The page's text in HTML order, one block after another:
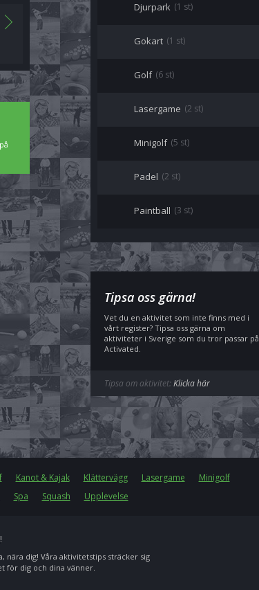
Djurpark (1 st)
Gokart (1 st)
Golf (6 st)
Lasergame (2 st)
Minigolf (5 st)
Padel (2 st)
Paintball (3 st)
Tipsa oss gärna!
Vet du en aktivitet som inte finns med i
vårt register? Tipsa oss gärna om
aktiviteter i Sverige som du tror passar på
Activated.
Tipsa om aktivitet:Klicka här
Kanot & Kajak Klättervägg Lasergame
Minigolf
Spa Squash Upplevelse
nära dig! Våra aktivitetstips sträcker sig
för dig och dina vänner.